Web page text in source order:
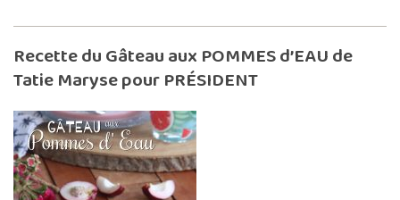
Recette du Gâteau aux POMMES d’EAU de
Tatie Maryse pour PRÉSIDENT